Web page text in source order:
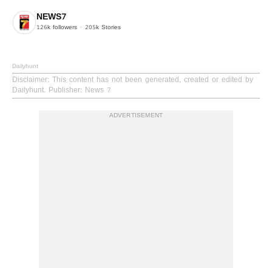
NEWS7
126k followers 205k Stories
Dailyhunt
Disclaimer: This content has not been generated, created or edited by
Dailyhunt. Publisher: News 7
ADVERTISEMENT